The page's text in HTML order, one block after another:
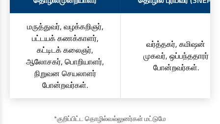
மருத்துவர், வழக்கறிஞர்,
பட்டயக் கணக்காளர்,
கட்டிடக் கலைஞர்,
ஆலோசகர், பொறியாளர்,
நிறுவன செயலாளர்
போன்றவர்கள்.
வர்த்தகர், கமிஷன்
முகவர், ஒப்பந்ததாரர்
போன்றவர்கள்.
*குறிப்பிட்ட தொழில்வல்லுனர்கள் மட்டுமே